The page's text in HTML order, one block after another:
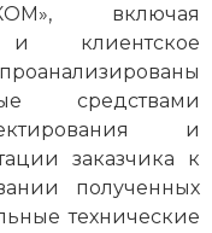
включая
клиентское
средствами
и
заказчика к
полученных
технические